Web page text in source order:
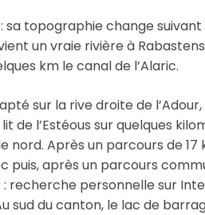
sa topographie change
un vraie rivière à
km le canal de l’Alaric.
sur la rive droite de
de l’Estéous sur quelques
nord. Après un parcours de
puis, après un parcours
: recherche personnelle sur
sud du canton, le lac de